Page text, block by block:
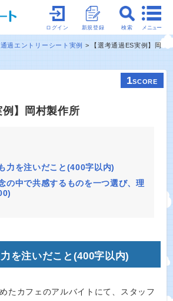
メニュー
検索
新規登録
ログイン
通過エントリーシート実例
【選考通過ES実例】岡
1SCORE
例】岡村製作所
力を注いだこと(400字以内)
の中で共感するものを一つ選び、理
を注いだこと(400字以内)
たカフェのアルバイトにて、スタッフ